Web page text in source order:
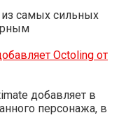
самых сильных
Octoling от
добавляет в
персонажа, в